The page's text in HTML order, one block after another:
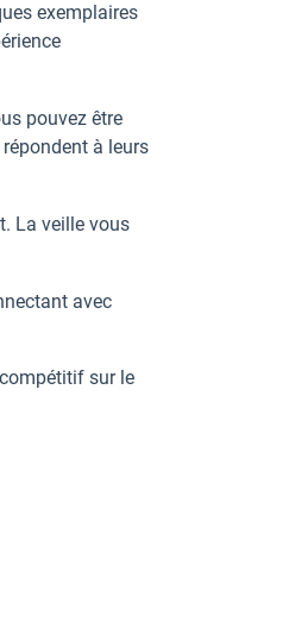
exemplaires
pouvez être
à leurs
La veille vous
avec
sur le